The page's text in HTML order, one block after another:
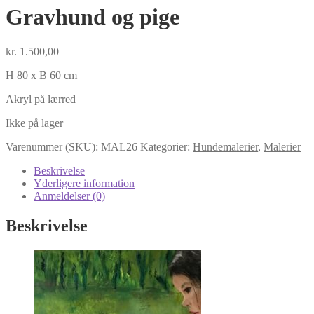
Gravhund og pige
kr. 1.500,00
H 80 x B 60 cm
Akryl på lærred
Ikke på lager
Varenummer (SKU): MAL26 Kategorier: Hundemalerier, Malerier
Beskrivelse
Yderligere information
Anmeldelser (0)
Beskrivelse